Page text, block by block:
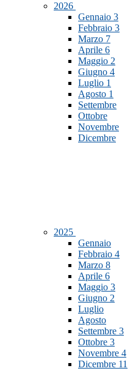
2026
Gennaio 3
Febbraio 3
Marzo 7
Aprile 6
Maggio 2
Giugno 4
Luglio 1
Agosto 1
Settembre
Ottobre
Novembre
Dicembre
2025
Gennaio
Febbraio 4
Marzo 8
Aprile 6
Maggio 3
Giugno 2
Luglio
Agosto
Settembre 3
Ottobre 3
Novembre 4
Dicembre 11